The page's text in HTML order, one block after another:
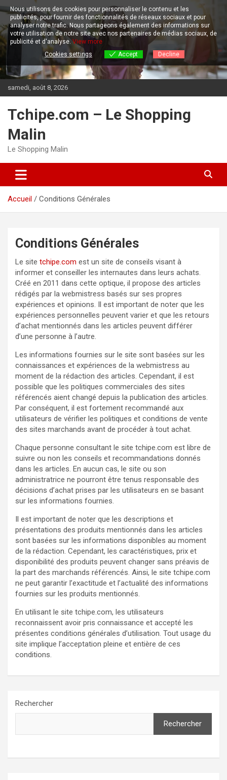
Aller
au
contenu
samedi, août 8, 2026
Tchipe.com – Le Shopping
Malin
Le Shopping Malin
Accueil Conditions Générales
Conditions Générales
Le site tchipe.com est un site de conseils visant à
informer et conseiller les internautes dans leurs achats.
Créé en 2011 dans cette optique, il propose des articles
rédigés par la webmistress basés sur ses propres
expériences et opinions. Il est important de noter que les
expériences personnelles peuvent varier et que les retours
d’achat mentionnés dans les articles peuvent différer
d’une personne à l’autre.
Les informations fournies sur le site sont basées sur les
connaissances et expériences de la webmistress au
moment de la rédaction des articles. Cependant, il est
possible que les politiques commerciales des sites
référencés aient changé depuis la publication des articles.
Par conséquent, il est fortement recommandé aux
utilisateurs de vérifier les politiques et conditions de vente
des sites marchands avant de procéder à tout achat.
Chaque personne consultant le site tchipe.com est libre de
suivre ou non les conseils et recommandations donnés
dans les articles. En aucun cas, le site ou son
administratrice ne pourront être tenus responsable des
décisions d’achat prises par les utilisateurs en se basant
sur les informations fournies.
Il est important de noter que les descriptions et
présentations des produits mentionnés dans les articles
sont basées sur les informations disponibles au moment
de la rédaction. Cependant, les caractéristiques, prix et
disponibilité des produits peuvent changer sans préavis de
la part des marchands référencés. Ainsi, le site tchipe.com
ne peut garantir l’exactitude et l’actualité des informations
fournies sur les produits mentionnés.
En utilisant le site tchipe.com, les utilisateurs
reconnaissent avoir pris connaissance et accepté les
présentes conditions générales d’utilisation. Tout usage du
site implique l’acceptation pleine et entière de ces
conditions.
Rechercher
Rechercher
Nous utilisons des cookies pour personnaliser le contenu et les
publicités, pour fournir des fonctionnalités de réseaux sociaux et pour
analyser notre trafic.Nous partageons également des informations sur
votre utilisation de notre site avec nos partenaires de médias sociaux, de
publicité et d'analyse. View more
Cookies settings
Accept Decline